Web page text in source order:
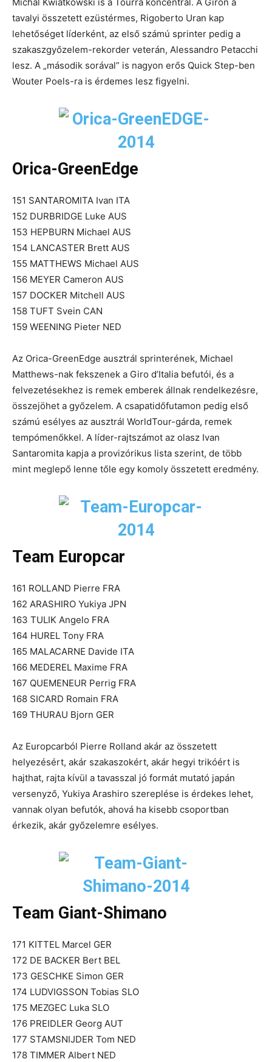
tavalyi összetett ezüstérmes, Rigoberto Uran kap
lehetőséget líderként, az első számú sprinter pedig a
szakaszgyőzelem-rekorder veterán, Alessandro Petacchi
lesz. A „második sorával” is nagyon erős Quick Step-ben
Wouter Poels-ra is érdemes lesz figyelni.
Orica-GreenEdge
151 SANTAROMITA Ivan ITA
152 DURBRIDGE Luke AUS
153 HEPBURN Michael AUS
154 LANCASTER Brett AUS
155 MATTHEWS Michael AUS
156 MEYER Cameron AUS
157 DOCKER Mitchell AUS
158 TUFT Svein CAN
159 WEENING Pieter NED
Az Orica-GreenEdge ausztrál sprinterének, Michael
Matthews-nak fekszenek a Giro d’Italia befutói, és a
felvezetésekhez is remek emberek állnak rendelkezésre,
összejöhet a győzelem. A csapatidőfutamon pedig első
számú esélyes az ausztrál WorldTour-gárda, remek
tempómenőkkel. A líder-rajtszámot az olasz Ivan
Santaromita kapja a provizórikus lista szerint, de több
mint meglepő lenne tőle egy komoly összetett eredmény.
Team Europcar
161 ROLLAND Pierre FRA
162 ARASHIRO Yukiya JPN
163 TULIK Angelo FRA
164 HUREL Tony FRA
165 MALACARNE Davide ITA
166 MEDEREL Maxime FRA
167 QUEMENEUR Perrig FRA
168 SICARD Romain FRA
169 THURAU Bjorn GER
Az Europcarból Pierre Rolland akár az összetett
helyezésért, akár szakaszokért, akár hegyi trikóért is
hajthat, rajta kívül a tavasszal jó formát mutató japán
versenyző, Yukiya Arashiro szereplése is érdekes lehet,
vannak olyan befutók, ahová ha kisebb csoportban
érkezik, akár győzelemre esélyes.
Team Giant-Shimano
171 KITTEL Marcel GER
172 DE BACKER Bert BEL
173 GESCHKE Simon GER
174 LUDVIGSSON Tobias SLO
175 MEZGEC Luka SLO
176 PREIDLER Georg AUT
177 STAMSNIJDER Tom NED
178 TIMMER Albert NED